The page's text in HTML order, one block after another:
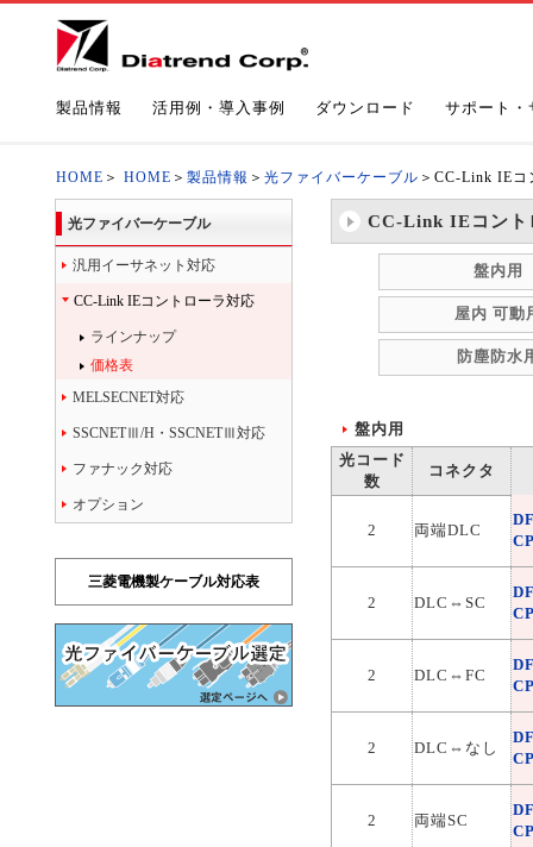
製品情報 活用例・導入事例 ダウンロード サポート・
HOME ＞ HOME ＞ 製品情報 ＞ 光ファイバーケーブル ＞CC-Link IE
光ファイバーケーブル
汎用イーサネット対応
CC-Link IEコントローラ対応
ラインナップ
価格表
MELSECNET対応
SSCNETⅢ/H・SSCNETⅢ対応
ファナック対応
オプション
三菱電機製ケーブル対応表
CC-Link IEコント
盤内用
屋内 可動
防塵防水
盤内用
光コード
数
コネクタ
2 両端DLC
2 DLC⇔SC
2 DLC⇔FC
2 DLC⇔なし
2 両端SC